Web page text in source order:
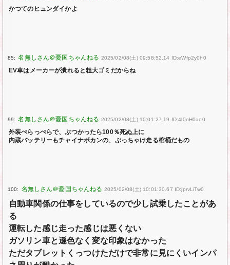
かつてのヒュンダイかよ
85: 2025/02/08(土) 09:58:52.14 ID:eWfp2y0h0
EV車はメーカーが潰れると粗大ゴミだからね
99: 2025/02/08(土) 10:01:27.19 ID:4l0nH0ao0
外装ぺらっぺらで、ぶつかったら100％死ぬ上に
内蔵バッテリーもチャイナボカンの、ぶっちゃけ走る棺桶だもの
100: 2025/02/08(土) 10:01:30.67 ID:jprvLiTw0
自動車関係の仕事をしているので少し試乗したことがあ
る
運転した感じ走った感じは悪くない
ガソリン車と遜色なく変な印象はなかった
ただタブレットくっつけただけで非常に見にくいインパ